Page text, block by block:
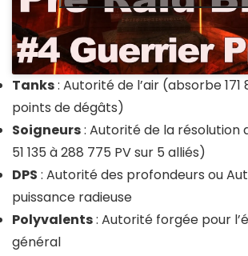
Tanks: Autorité de l’air (absorbe 171
points de dégâts)
Soigneurs: Autorité de la résolution
51 135 à 288 775 PV sur 5 alliés)
DPS : Autorité des profondeurs ou
puissance radieuse
Polyvalents: Autorité forgée pour
général